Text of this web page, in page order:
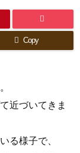
Copy
近づいてきま
る様子で、